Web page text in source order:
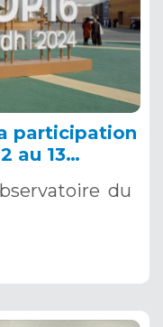
participation
au 13
du